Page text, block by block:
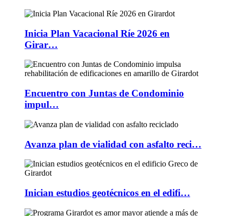
Inicia Plan Vacacional Ríe 2026 en
Girar…
Encuentro con Juntas de Condominio
impul…
Avanza plan de vialidad con asfalto reci…
Inician estudios geotécnicos en el edifi…